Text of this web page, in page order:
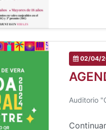
02/04/
Auditorio